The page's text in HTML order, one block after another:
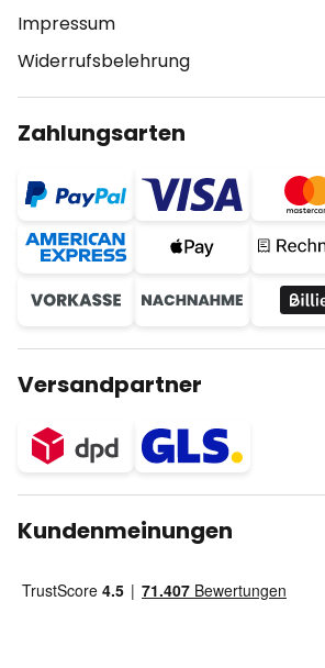
Impressum
Widerrufsbelehrung
Zahlungsarten
Versandpartner
Kundenmeinungen